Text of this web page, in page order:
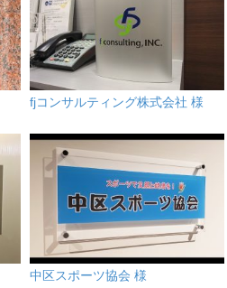
fjコンサルティング株式会社 様
中区スポーツ協会 様